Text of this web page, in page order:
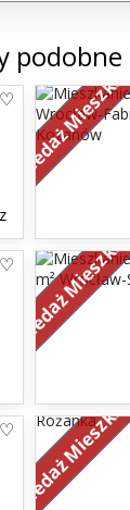
podobne
wanną i
dużej